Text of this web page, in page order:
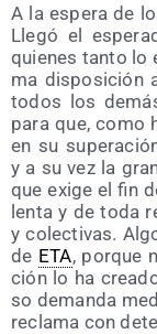
A la espe­ra de
Lle­gó el
quie­nes tan­to lo
ma dis­po­si­ción
todos los
para que, como
en su
y a su vez la
que exi­ge el fin
len­ta y de toda
y colec­ti­vas.
de ETA, por­que
ción lo ha
so deman­da
recla­ma con